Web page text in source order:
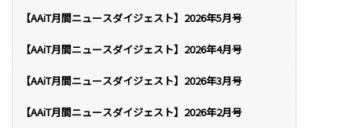
【AAiT月間ニュースダイジェスト】2026年5月号
【AAiT月間ニュースダイジェスト】2026年4月号
【AAiT月間ニュースダイジェスト】2026年3月号
【AAiT月間ニュースダイジェスト】2026年2月号